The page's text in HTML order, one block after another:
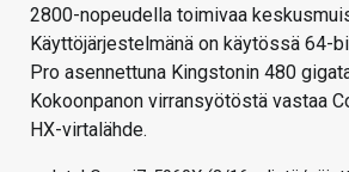
2800-nopeudella toimivaa
Käyttöjärjestelmänä on käytössä 64-
Pro asennettuna Kingstonin 480
Kokoonpanon virransyötöstä vastaa
HX-virtalähde.